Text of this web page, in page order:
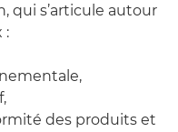
qui s’articule autour
:
des produits et